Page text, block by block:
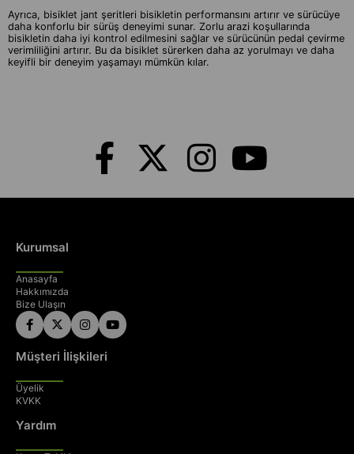
Ayrıca, bisiklet jant şeritleri bisikletin performansını artırır ve sürücüye
daha konforlu bir sürüş deneyimi sunar. Zorlu arazi koşullarında
bisikletin daha iyi kontrol edilmesini sağlar ve sürücünün pedal çevirme
verimliliğini artırır. Bu da bisiklet sürerken daha az yorulmayı ve daha
keyifli bir deneyim yaşamayı mümkün kılar.
Kurumsal
Anasayfa
Hakkımızda
Bize Ulaşın
Müşteri İlişkileri
Üyelik
KVKK
Yardım